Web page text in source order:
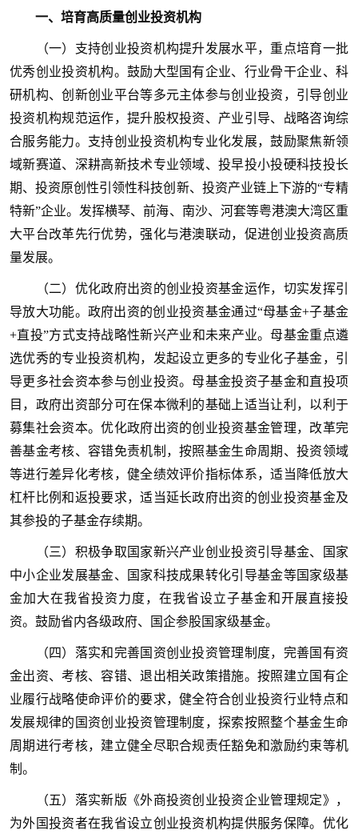
一、培育高质量创业投资机构
（一）支持创业投资机构提升发展水平，重点培育一批
优秀创业投资机构。鼓励大型国有企业、行业骨干企业、科
研机构、创新创业平台等多元主体参与创业投资，引导创业
投资机构规范运作，提升股权投资、产业引导、战略咨询综
合服务能力。支持创业投资机构专业化发展，鼓励聚焦新领
域新赛道、深耕高新技术专业领域、投早投小投硬科技投长
期、投资原创性引领性科技创新、投资产业链上下游的“专精
特新”企业。发挥横琴、前海、南沙、河套等粤港澳大湾区重
大平台改革先行优势，强化与港澳联动，促进创业投资高质
量发展。
（二）优化政府出资的创业投资基金运作，切实发挥引
导放大功能。政府出资的创业投资基金通过“母基金+子基金
+直投”方式支持战略性新兴产业和未来产业。母基金重点遴
选优秀的专业投资机构，发起设立更多的专业化子基金，引
导更多社会资本参与创业投资。母基金投资子基金和直投项
目，政府出资部分可在保本微利的基础上适当让利，以利于
募集社会资本。优化政府出资的创业投资基金管理，改革完
善基金考核、容错免责机制，按照基金生命周期、投资领域
等进行差异化考核，健全绩效评价指标体系，适当降低放大
杠杆比例和返投要求，适当延长政府出资的创业投资基金及
其参投的子基金存续期。
（三）积极争取国家新兴产业创业投资引导基金、国家
中小企业发展基金、国家科技成果转化引导基金等国家级基
金加大在我省投资力度，在我省设立子基金和开展直接投
资。鼓励省内各级政府、国企参股国家级基金。
（四）落实和完善国资创业投资管理制度，完善国有资
金出资、考核、容错、退出相关政策措施。按照建立国有企
业履行战略使命评价的要求，健全符合创业投资行业特点和
发展规律的国资创业投资管理制度，探索按照整个基金生命
周期进行考核，建立健全尽职合规责任豁免和激励约束等机
制。
（五）落实新版《外商投资创业投资企业管理规定》，
为外国投资者在我省设立创业投资机构提供服务保障。优化